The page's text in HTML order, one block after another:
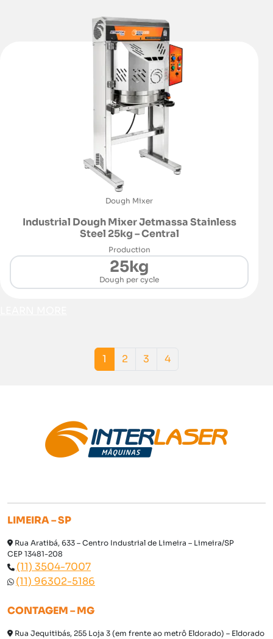
Dough Mixer
Industrial Dough Mixer Jetmassa Stainless
Steel 25kg – Central
Production
25kg
Dough per cycle
Current Page
1 Page
2 Page
3 Page
4
LIMEIRA – SP
Rua Aratibá, 633 – Centro Industrial de Limeira – Limeira/SP
CEP 13481-208
(11) 3504-7007
(11) 96302-5186
CONTAGEM – MG
Rua Jequitibás, 255 Loja 3 (em frente ao metrô Eldorado) – Eldorado